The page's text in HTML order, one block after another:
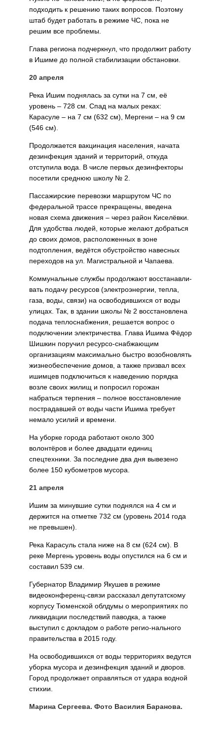
подходить к решению таких вопросов. Поэтому
штаб будет работать в режиме ЧС, пока не
решим все проблемы.
Глава региона подчер­кнул, что продолжит работу
в Ишиме до полной стабили­зации обстановки.
20 апреля
Река Ишим поднялась за сутки на 7 см, её
уровень – 728 см. Спад на малых реках:
Карасуле – на 7 см (632 см), Мергени – на 9 см
(546 см).
Продолжается вакцинация населения, начата
дезинфек­ция зданий и территорий, от­куда
отступила вода. В числе первых дезинфекторы
по­сетили среднюю школу № 2.
Пассажирские перевозки маршрутом ЧС по
феде­ральной трассе прекращены, введена
новая схема движе­ния – через район Киселёвки.
Для удобства людей, которые желают добраться
до своих домов, расположенных в зоне
подтопления, ведётся обустройство навесных
пере­ходов на ул. Магистральной и Чапаева.
Коммунальные службы продолжают восстанавли­
вать подачу ресурсов (элек­троэнергии, тепла,
газа, воды, связи) на освободив­шихся от воды
улицах. Так, в здании школы № 2 вос­становлена
подача тепло­снабжения, решается вопрос о
подключении электриче­ства. Глава Ишима Фёдор
Шишкин поручил ресурсо-снабжающим
организациям максимально быстро возоб­новлять
жизнеобеспечение домов, а также призвал всех
ишимцев подключиться к на­ведению порядка
возле своих жилищ и попросил горожан
набраться терпения – полное восстановление
пострадав­шей от воды части Ишима требует
немало усилий и времени.
На уборке города рабо­тают около 300
волонтёров и более двадцати единиц
спецтехники. За послед­ние два дня вывезено
более 150 кубометров мусора.
21 апреля
Ишим за минувшие сутки поднялся на 4 см и
держится на отметке 732 см (уровень 2014 года
не превышен).
Река Карасуль стала ниже на 8 см (624 см). В
реке Мер­гень уровень воды опустился на 6 см и
составил 539 см.
Губернатор Владимир Яку­шев в режиме
видеоконфе­ренц-связи рассказал депу­татскому
корпусу Тюменской облдумы о мероприятиях по
ликвидации последствий паводка, а также
выступил с докладом о работе регио-нального
правительства в 2015 году.
На освободившихся от воды территориях ведутся
уборка мусора и дезинфек­ция зданий и дворов.
Город продолжает оправляться от удара водной
стихии.
Марина Сергеева. Фото Василия Баранова.